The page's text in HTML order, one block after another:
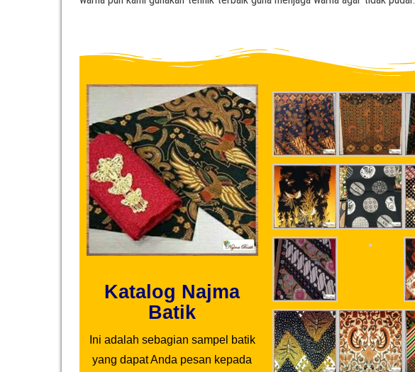
Katalog Najma
Batik
Ini adalah sebagian sampel batik
yang dapat Anda pesan kepada